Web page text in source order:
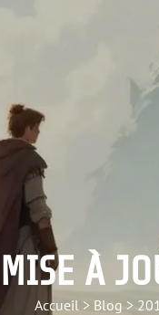
MISE À
Accueil > Blog >